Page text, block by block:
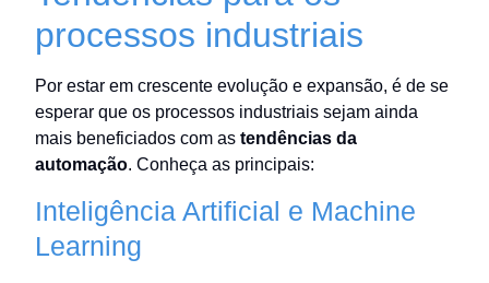
processos industriais
Por estar em crescente evolução e expansão, é de se
esperar que os processos industriais sejam ainda
mais beneficiados com as tendências da
automação. Conheça as principais:
Inteligência Artificial e Machine
Learning